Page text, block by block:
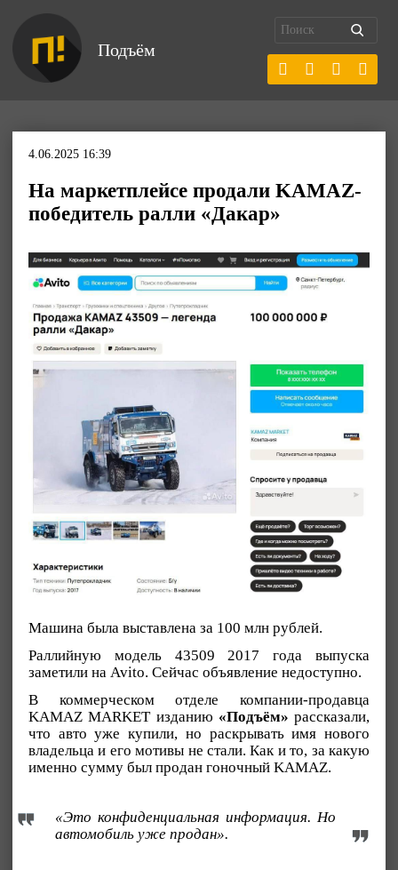
Подъём
4.06.2025 16:39
На маркетплейсе продали KAMAZ-
победитель ралли «Дакар»
Машина была выставлена за 100 млн рублей.
Раллийную модель 43509 2017 года выпуска
заметили на Avito. Сейчас объявление недоступно.
В коммерческом отделе компании-продавца
KAMAZ MARKET изданию «Подъём» рассказали,
что авто уже купили, но раскрывать имя нового
владельца и его мотивы не стали. Как и то, за какую
именно сумму был продан гоночный KAMAZ.
«Это конфиденциальная информация. Но
автомобиль уже продан».